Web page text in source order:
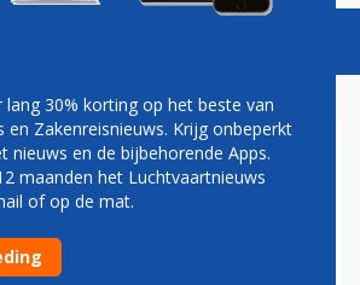
en Volkel gaan Russen
lang 30% korting op het beste van
en Zakenreisnieuws. Krijg onbeperkt
nieuws en de bijbehorende Apps.
maanden het Luchtvaartnieuws
of op de mat.